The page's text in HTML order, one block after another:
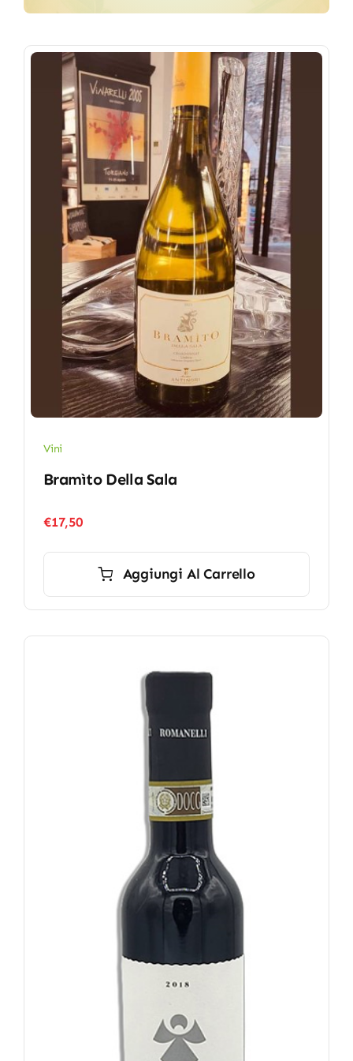
Vini
Bramìto Della Sala
€17,50
Aggiungi Al Carrello